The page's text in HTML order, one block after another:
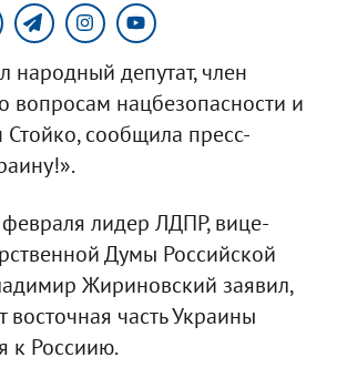
народный депутат, член
вопросам нацбезопасности и
сообщила пресс-
лидер ЛДПР, вице-
Думы Российской
Жириновский заявил,
восточная часть Украины
к Россиию.